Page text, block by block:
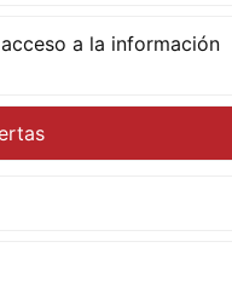
a la información